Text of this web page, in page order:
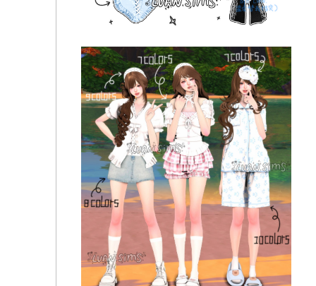
LVAN - Collection 11 A79 A80 A81 A82 A83